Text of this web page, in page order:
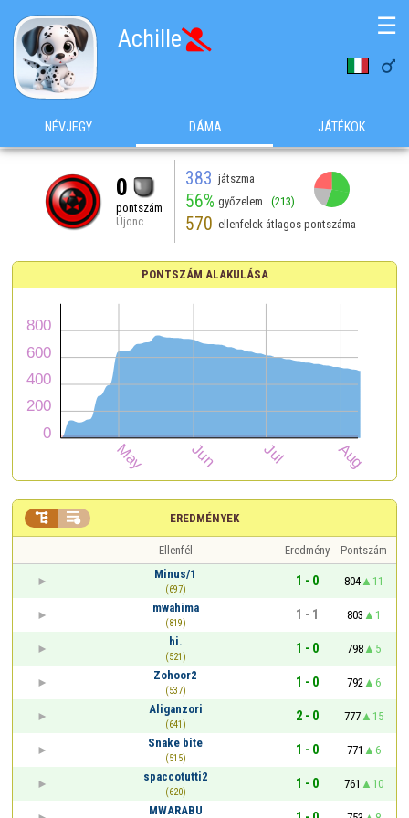
Achille

☰
NÉVJEGY DÁMA JÁTÉKOK
0
pontszám
Újonc
383 játszma
56% győzelem (213)
570 ellenfelek átlagos pontszáma
PONTSZÁM ALAKULÁSA
EREDMÉNYEK
 
Ellenfél Eredmény
Pontszám
Minus/1
(697)
1 - 0 804
11
mwahima
(819)
1 - 1 803
1
hi.
(521)
1 - 0 798
5
Zohoor2
(537)
1 - 0 792
6
Aliganzori
(641)
2 - 0 777
15
Snake bite
(515)
1 - 0 771
6
spaccotutti2
(620)
1 - 0 761
10
MWARABU